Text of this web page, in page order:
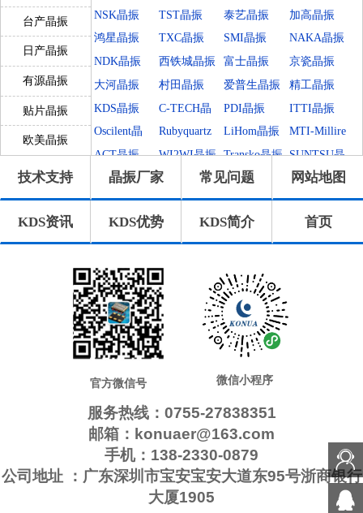
序的需求，比较适合用于数字视频，娱乐设
备，无线通信，智能音响，数码相机，千兆以
晶振,H13-30.000-12-1030-EXT-
TR,30MHZ,H13.
台产晶振
日产晶振
有源晶振
贴片晶振
欧美晶振
晶振
晶振
NSK晶振
TST晶振 泰艺晶振
加高晶振
鸿星晶振
TXC晶振 SMI晶振
NAKA晶振
NDK晶振
西铁城晶振 富士晶振
京瓷晶振
大河晶振
村田晶振 爱普生晶振
精工晶振
KDS晶振
C-TECH晶
振
PDI晶振
ITTI晶振
Oscilent晶
振
Rubyquartz
晶振
LiHom晶振
MTI-Millire
n晶振
ACT晶振 WI2WI晶振 Transko晶振 SUNTSU晶
振
QuartzChnik
晶振
QuartzCom
晶振
QANTEK晶
振
MtronPTI晶
振
MMDCOMP
晶振
KVG晶振 ILSI晶振
GEYER晶
Frequency晶
振
FOX晶振
Euroquartz
晶振
Crystek晶振
Cardinal晶
振
AEL晶振 AEK晶振
Statek晶振
Pletronics晶
振
IDTcrystal
晶振
SiTimeCryst
al
拉隆晶振
日蚀晶振
ECScrystal
晶振
AbraconCry
stal
Jauch晶振 高利奇晶振
瑞康晶振 微晶晶振 CTS晶振
振
拉尼
技术支持 晶振厂家 常见问题 网站地图
KDS资讯 KDS优势 KDS简介 首页
官方微信号 微信小程序
服务热线：0755-27838351
邮箱：konuaer@163.com
手机：138-2330-0879
公司地址 ：广东深圳市宝安宝安大道东95号浙商银行
大厦1905